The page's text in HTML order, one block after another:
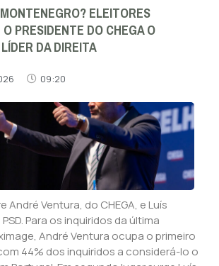
ELEITORES
PRESIDENTE DO CHEGA O
DA DIREITA
09:20
André Ventura, do CHEGA, e Luís
Para os inquiridos da última
André Ventura ocupa o primeiro
44% dos inquiridos a considerá-lo o